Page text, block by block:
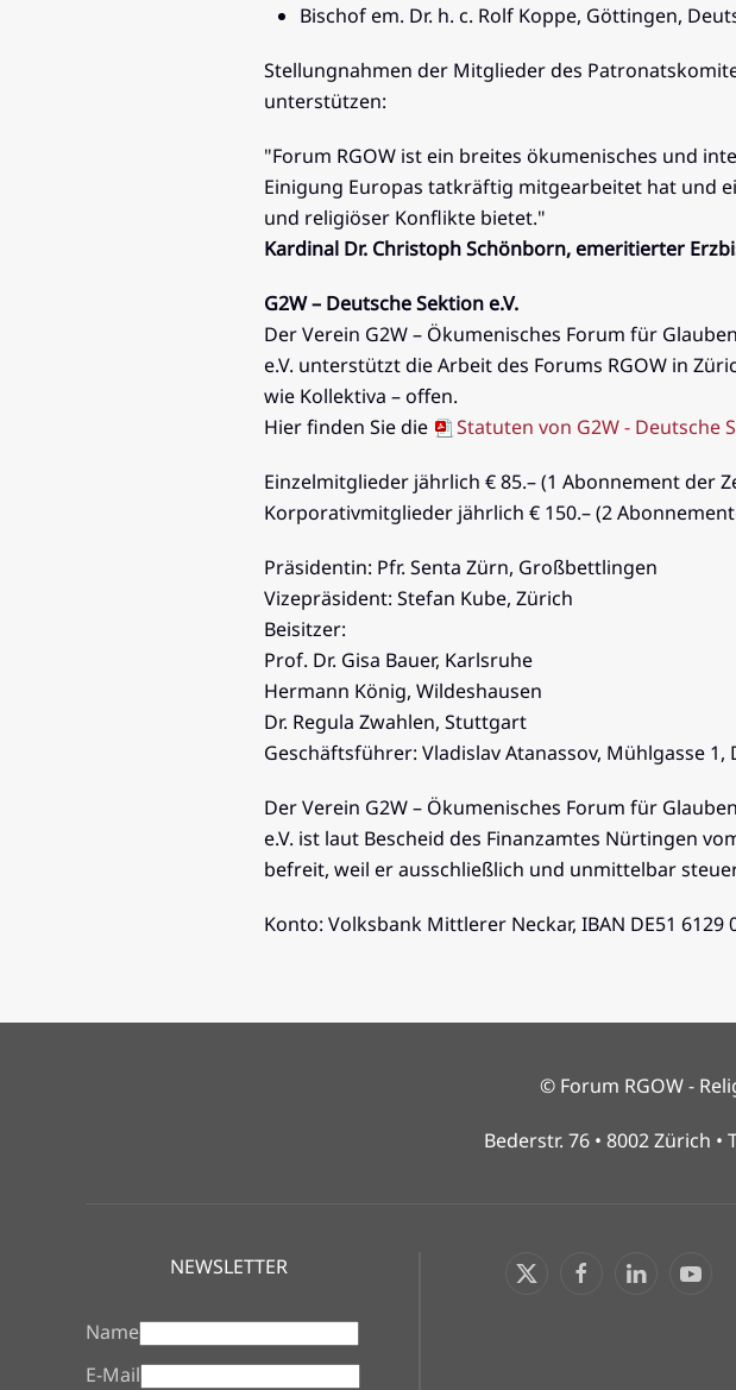
Bischof em. Dr. h. c. Rolf Koppe, Göttingen,
Stellungnahmen der Mitglieder des
unterstützen:
"Forum RGOW ist ein breites ökumenisches und
Einigung Europas tatkräftig mitgearbeitet hat und
und religiöser Konflikte bietet."
Kardinal Dr. Christoph Schönborn, emeritierter
G2W – Deutsche Sektion e.V.
Der Verein G2W – Ökumenisches Forum für
e.V. unterstützt die Arbeit des Forums RGOW in
wie Kollektiva – offen.
Hier finden Sie die
Statuten von G2W - Deutsche
Einzelmitglieder jährlich € 85.– (1 Abonnement der
Korporativmitglieder jährlich € 150.– (2
Präsidentin: Pfr. Senta Zürn, Großbettlingen
Vizepräsident: Stefan Kube, Zürich
Beisitzer:
Prof. Dr. Gisa Bauer, Karlsruhe
Hermann König, Wildeshausen
Dr. Regula Zwahlen, Stuttgart
Geschäftsführer: Vladislav Atanassov, Mühlgasse 1,
Der Verein G2W – Ökumenisches Forum für
e.V. ist laut Bescheid des Finanzamtes Nürtingen
befreit, weil er ausschließlich und unmittelbar
Konto: Volksbank Mittlerer Neckar, IBAN DE51 6129
© Forum RGOW -
Bederstr. 76 • 8002 Zürich •
NEWSLETTER
Name
E-Mail